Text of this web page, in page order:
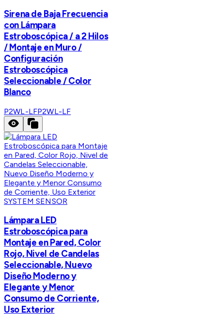
Sirena de Baja Frecuencia
con Lámpara
Estroboscópica / a 2 Hilos
/ Montaje en Muro /
Configuración
Estroboscópica
Seleccionable / Color
Blanco
P2WL-LFP2WL-LF
SYSTEM SENSOR
Lámpara LED
Estroboscópica para
Montaje en Pared, Color
Rojo, Nivel de Candelas
Seleccionable, Nuevo
Diseño Moderno y
Elegante y Menor
Consumo de Corriente,
Uso Exterior